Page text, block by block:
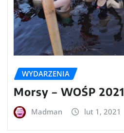
WYDARZENIA
Morsy – WOŚP 2021
Madman lut 1, 2021